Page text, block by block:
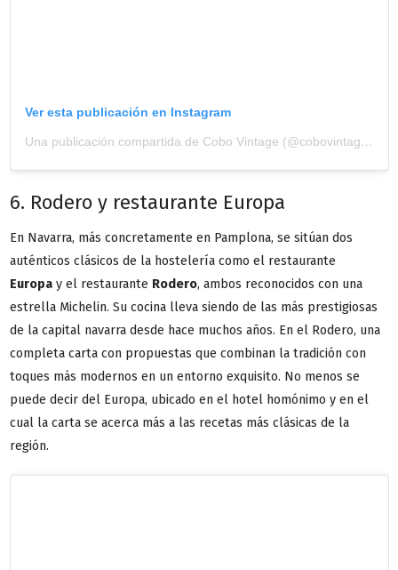
Ver esta publicación en Instagram
Una publicación compartida de Cobo Vintage (@cobovintage)
6. Rodero y restaurante Europa
En Navarra, más concretamente en Pamplona, se sitúan dos
auténticos clásicos de la hostelería como el restaurante
Europa y el restaurante Rodero, ambos reconocidos con una
estrella Michelin. Su cocina lleva siendo de las más prestigiosas
de la capital navarra desde hace muchos años. En el Rodero, una
completa carta con propuestas que combinan la tradición con
toques más modernos en un entorno exquisito. No menos se
puede decir del Europa, ubicado en el hotel homónimo y en el
cual la carta se acerca más a las recetas más clásicas de la
región.